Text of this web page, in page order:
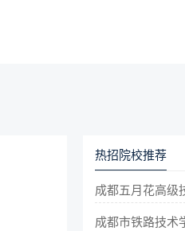
热招院校推荐
成都五月花高级
成都市铁路技术